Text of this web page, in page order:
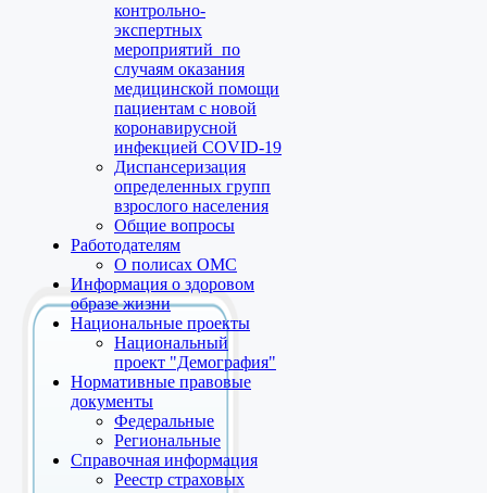
контрольно-
экспертных
мероприятий по
случаям оказания
медицинской помощи
пациентам с новой
коронавирусной
инфекцией COVID-19
Диспансеризация
определенных групп
взрослого населения
Общие вопросы
Работодателям
О полисах ОМС
Информация о здоровом
образе жизни
Национальные проекты
Национальный
проект "Демография"
Нормативные правовые
документы
Федеральные
Региональные
Справочная информация
Реестр страховых